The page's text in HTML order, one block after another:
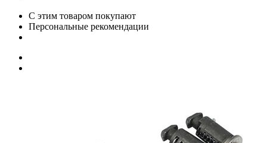
С этим товаром покупают
Персональные рекомендации